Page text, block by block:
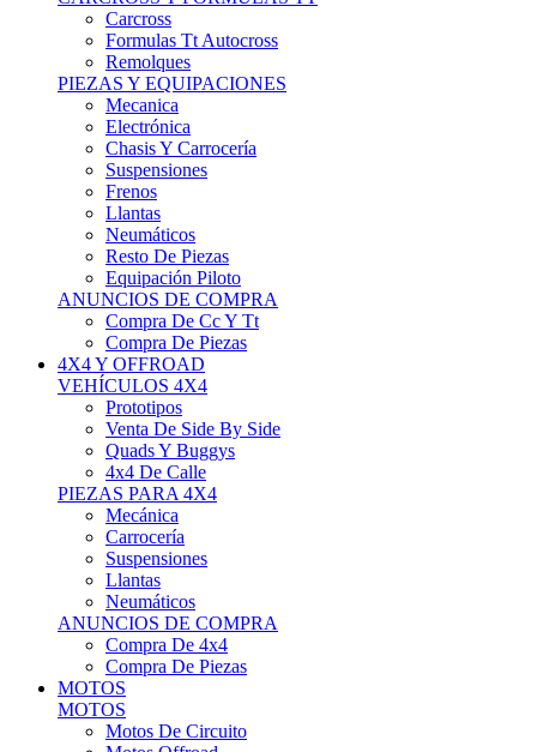
Carcross
Formulas Tt Autocross
Remolques
PIEZAS Y EQUIPACIONES
Mecanica
Electrónica
Chasis Y Carrocería
Suspensiones
Frenos
Llantas
Neumáticos
Resto De Piezas
Equipación Piloto
ANUNCIOS DE COMPRA
Compra De Cc Y Tt
Compra De Piezas
4X4 Y OFFROAD
VEHÍCULOS 4X4
Prototipos
Venta De Side By Side
Quads Y Buggys
4x4 De Calle
PIEZAS PARA 4X4
Mecánica
Carrocería
Suspensiones
Llantas
Neumáticos
ANUNCIOS DE COMPRA
Compra De 4x4
Compra De Piezas
MOTOS
MOTOS
Motos De Circuito